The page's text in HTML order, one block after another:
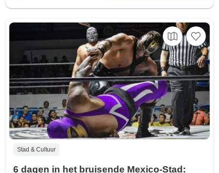
Stad & Cultuur
6 dagen in het bruisende Mexico-Stad: